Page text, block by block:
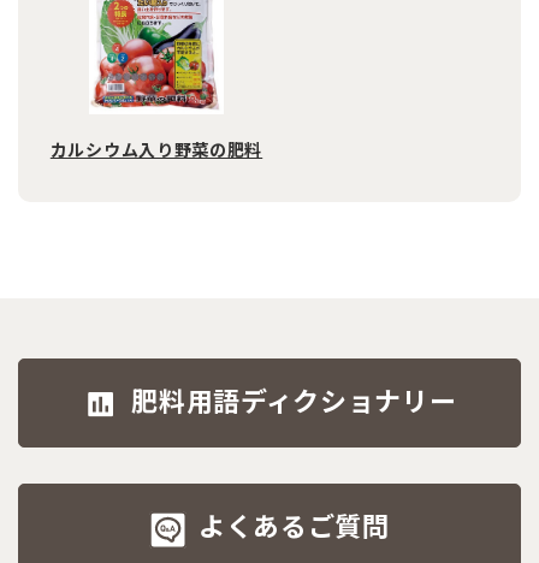
カルシウム入り野菜の肥料
肥料用語ディクショナリー
よくあるご質問